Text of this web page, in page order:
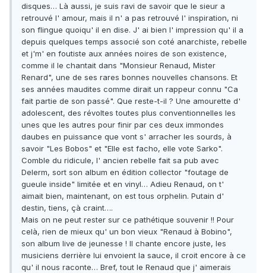
disques… Là aussi, je suis ravi de savoir que le sieur a
retrouvé l' amour, mais il n' a pas retrouvé l' inspiration, ni
son flingue quoiqu' il en dise. J' ai bien l' impression qu' il a
depuis quelques temps associé son coté anarchiste, rebelle
et j'm' en foutiste aux années noires de son existence,
comme il le chantait dans "Monsieur Renaud, Mister
Renard", une de ses rares bonnes nouvelles chansons. Et
ses années maudites comme dirait un rappeur connu "Ca
fait partie de son passé". Que reste-t-il ? Une amourette d'
adolescent, des révoltes toutes plus conventionnelles les
unes que les autres pour finir par ces deux immondes
daubes en puissance que vont s' arracher les sourds, à
savoir "Les Bobos" et "Elle est facho, elle vote Sarko".
Comble du ridicule, l' ancien rebelle fait sa pub avec
Delerm, sort son album en édition collector "foutage de
gueule inside" limitée et en vinyl… Adieu Renaud, on t'
aimait bien, maintenant, on est tous orphelin. Putain d'
destin, tiens, çà craint….
Mais on ne peut rester sur ce pathétique souvenir !! Pour
celà, rien de mieux qu' un bon vieux "Renaud à Bobino",
son album live de jeunesse ! Il chante encore juste, les
musiciens derrière lui envoient la sauce, il croit encore à ce
qu' il nous raconte… Bref, tout le Renaud que j' aimerais